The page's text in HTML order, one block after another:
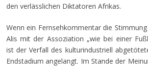
den verlässlichen Diktatoren Afrikas.
Wenn ein Fernsehkommentar die
Alis mit der Assoziation „wie bei einer
ist der Verfall des kulturindustriell
Endstadium angelangt. Im Stande der